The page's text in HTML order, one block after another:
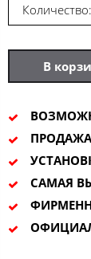
Количество:
В
САМАЯ